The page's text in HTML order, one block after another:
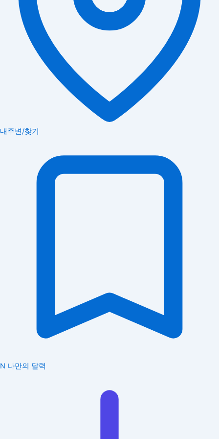
내주변/찾기
N 나만의 달력